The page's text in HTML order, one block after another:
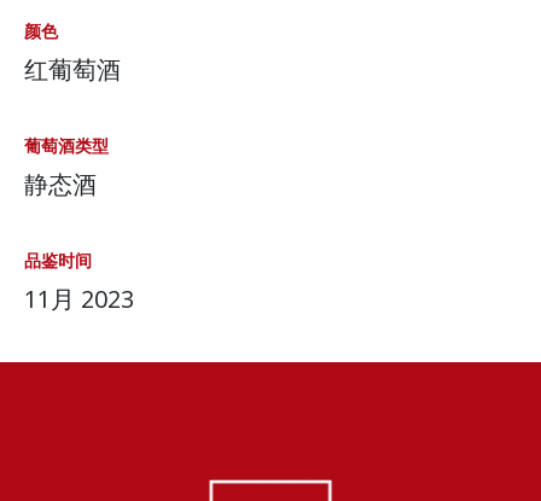
颜色
红葡萄酒
葡萄酒类型
静态酒
品鉴时间
11月 2023